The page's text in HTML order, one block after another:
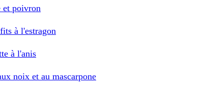
et poivron
à l'estragon
à l'anis
noix et au mascarpone